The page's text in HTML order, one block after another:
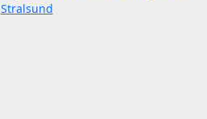
Stralsund